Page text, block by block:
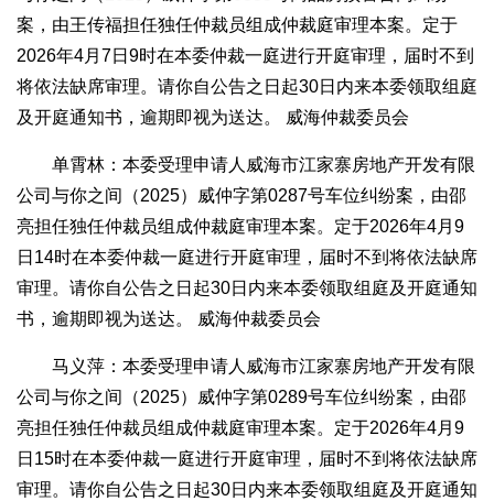
案，由王传福担任独任仲裁员组成仲裁庭审理本案。定于
2026年4月7日9时在本委仲裁一庭进行开庭审理，届时不到
将依法缺席审理。请你自公告之日起30日内来本委领取组庭
及开庭通知书，逾期即视为送达。 威海仲裁委员会
单霄林：本委受理申请人威海市江家寨房地产开发有限
公司与你之间（2025）威仲字第0287号车位纠纷案，由邵
亮担任独任仲裁员组成仲裁庭审理本案。定于2026年4月9
日14时在本委仲裁一庭进行开庭审理，届时不到将依法缺席
审理。请你自公告之日起30日内来本委领取组庭及开庭通知
书，逾期即视为送达。 威海仲裁委员会
马义萍：本委受理申请人威海市江家寨房地产开发有限
公司与你之间（2025）威仲字第0289号车位纠纷案，由邵
亮担任独任仲裁员组成仲裁庭审理本案。定于2026年4月9
日15时在本委仲裁一庭进行开庭审理，届时不到将依法缺席
审理。请你自公告之日起30日内来本委领取组庭及开庭通知